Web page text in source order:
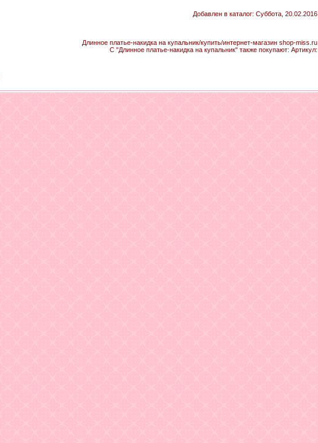
Добавлен в каталог: Суббота, 20.02.2016
Длинное платье-накидка на купальник/купить/интернет-магазин shop-miss.ru
С "Длинное платье-накидка на купальник" также покупают: Артикул: